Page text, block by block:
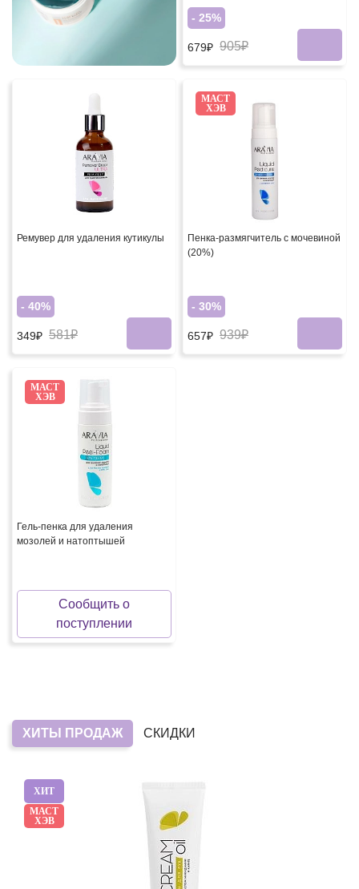
- 25%
679₽ 905₽
Ремувер для удаления кутикулы
- 40%
349₽ 581₽
МАСТ
ХЭВ
Пенка-размягчитель с мочевиной
(20%)
- 30%
657₽ 939₽
МАСТ
ХЭВ
Гель-пенка для удаления
мозолей и натоптышей
Сообщить о
поступлении
ХИТЫ ПРОДАЖ СКИДКИ
ХИТ
МАСТ
ХЭВ